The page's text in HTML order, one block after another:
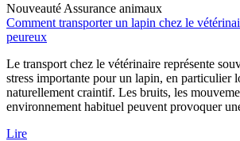
Nouveauté Assurance animaux
Comment transporter un lapin chez le
peureux
Le transport chez le vétérinaire représente
stress importante pour un lapin, en particulier
naturellement craintif. Les bruits, les
environnement habituel peuvent provoquer
Lire